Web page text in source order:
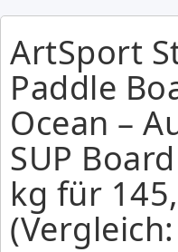
ArtSport
Paddle
Ocean –
SUP
kg für